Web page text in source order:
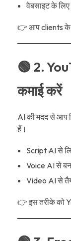
वेबसाइट के
👉 आप clients के
🟢 2.
कमाई करें
AI की मदद से आप
हैं।
Script AI से
Voice AI से
Video AI से
👉 इस तरीके को